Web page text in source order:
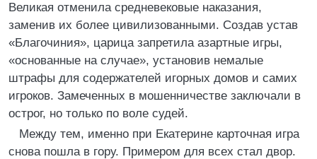
Великая отменила средневековые наказания,
заменив их более цивилизованными. Создав устав
«Благочиния», царица запретила азартные игры,
«основанные на случае», установив немалые
штрафы для содержателей игорных домов и самих
игроков. Замеченных в мошенничестве заключали в
острог, но только по воле судей.
Между тем, именно при Екатерине карточная игра
снова пошла в гору. Примером для всех стал двор.